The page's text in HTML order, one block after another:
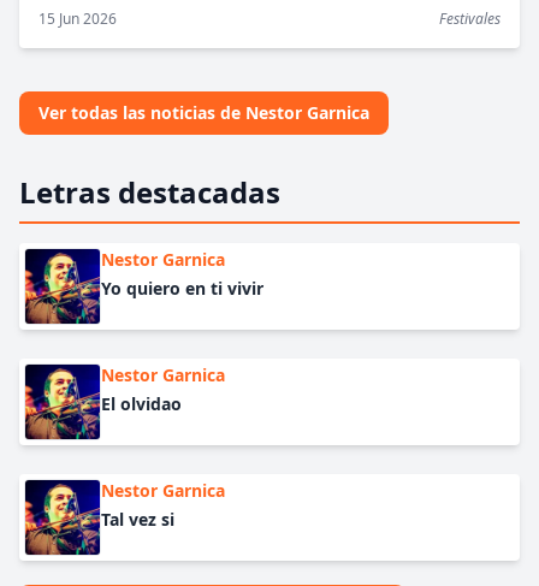
15 Jun 2026 Festivales
Ver todas las noticias de Nestor Garnica
Letras destacadas
Nestor Garnica
Yo quiero en ti vivir
Nestor Garnica
El olvidao
Nestor Garnica
Tal vez si